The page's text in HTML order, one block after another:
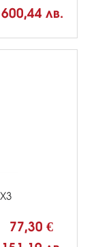
600,44 лв.
77,30 €